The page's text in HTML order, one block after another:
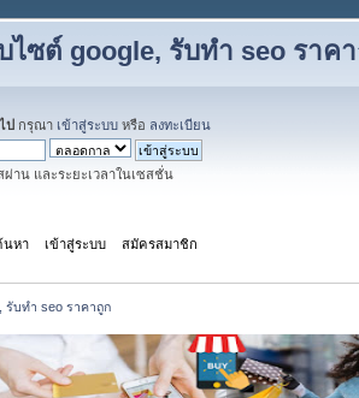
ไซต์ google, รับทำ seo ราค
ป กรุณา เข้าสู่ระบบ หรือ ลงทะเบียน
าน และระยะเวลาในเซสชั่น
นหา เข้าสู่ระบบ สมัครสมาชิก
รับทำ seo ราคาถูก